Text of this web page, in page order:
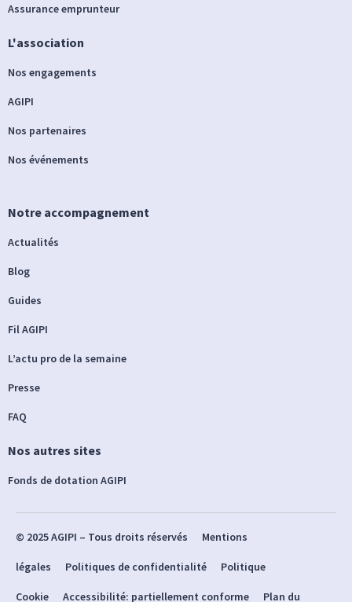
Assurance emprunteur
L'association
Nos engagements
AGIPI
Nos partenaires
Nos événements
Notre accompagnement
Actualités
Blog
Guides
Fil AGIPI
L’actu pro de la semaine
Presse
FAQ
Nos autres sites
Fonds de dotation AGIPI
© 2025 AGIPI – Tous droits réservés Mentions
légales Politiques de confidentialité Politique
Cookie Accessibilité: partiellement conforme Plan du